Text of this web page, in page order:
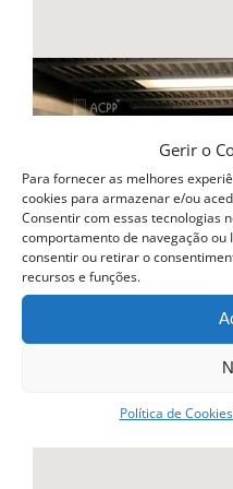
Gerir o
Para fornecer as melhores
cookies para armazenar e/ou
Consentir com essas tecnologias
comportamento de navegação ou
consentir ou retirar o
recursos e funções.
Política de Cookies